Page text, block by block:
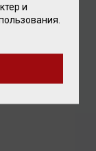
0,75л
и